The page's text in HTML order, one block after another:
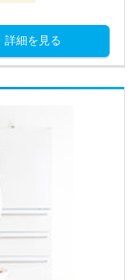
詳細を見る